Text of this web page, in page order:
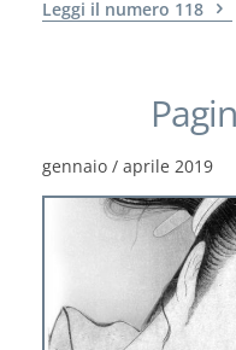
Leggi il numero 118
gennaio / aprile 2019